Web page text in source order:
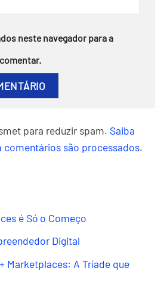
neste navegador para a
para reduzir spam. Saiba
comentários são processados.
é Só o Começo
Digital
Marketplaces: A Tríade que